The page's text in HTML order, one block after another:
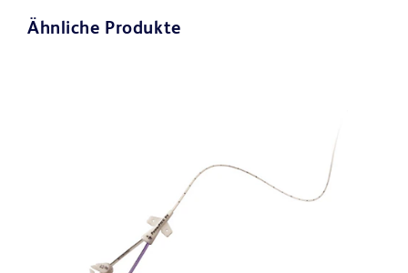
Ähnliche Produkte